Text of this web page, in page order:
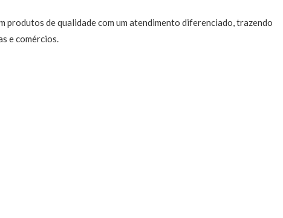
produtos de qualidade com um atendimento diferenciado, trazendo
e comércios.